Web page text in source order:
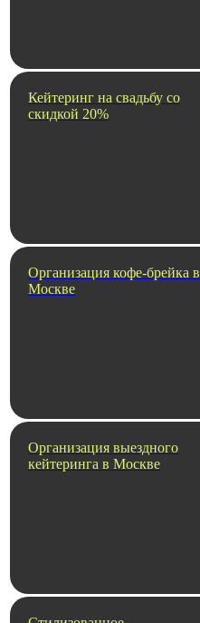
Кейтеринг на свадьбу со
скидкой 20%
Организация кофе-брейка в
Москве
Организация выездного
кейтеринга в Москве